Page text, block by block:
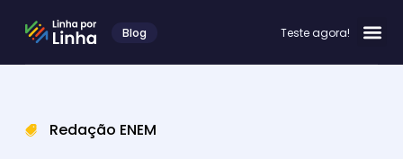
Blog Teste agora!
Redação ENEM